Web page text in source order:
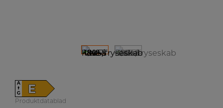
A
↑
G
E
Produktdatablad